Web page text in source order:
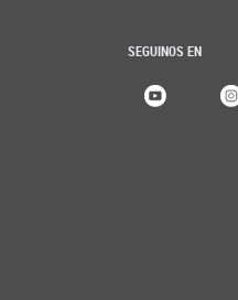
SEGUINOS EN